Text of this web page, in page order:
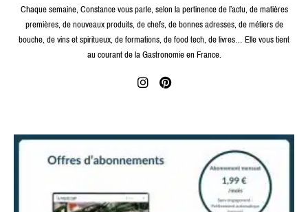
Chaque semaine, Constance vous parle, selon la pertinence de l’actu, de matières
premières, de nouveaux produits, de chefs, de bonnes adresses, de métiers de
bouche, de vins et spiritueux, de formations, de food tech, de livres… Elle vous tient
au courant de la Gastronomie en France.